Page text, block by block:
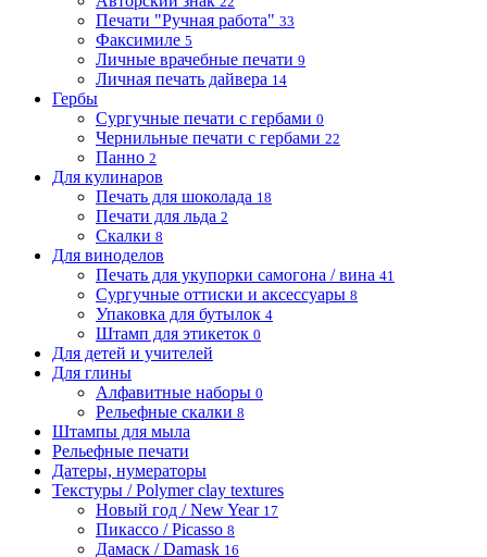
Печати "Ручная работа" 33
Факсимиле 5
Личные врачебные печати 9
Личная печать дайвера 14
Гербы
Сургучные печати с гербами 0
Чернильные печати с гербами 22
Панно 2
Для кулинаров
Печать для шоколада 18
Печати для льда 2
Скалки 8
Для виноделов
Печать для укупорки самогона / вина 41
Сургучные оттиски и аксессуары 8
Упаковка для бутылок 4
Штамп для этикеток 0
Для детей и учителей
Для глины
Алфавитные наборы 0
Рельефные скалки 8
Штампы для мыла
Рельефные печати
Датеры, нумераторы
Текстуры / Polymer clay textures
Новый год / New Year 17
Пикассо / Picasso 8
Дамаск / Damask 16